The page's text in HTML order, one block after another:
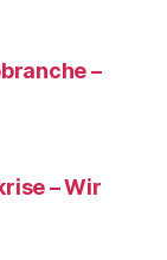
–
– Wir